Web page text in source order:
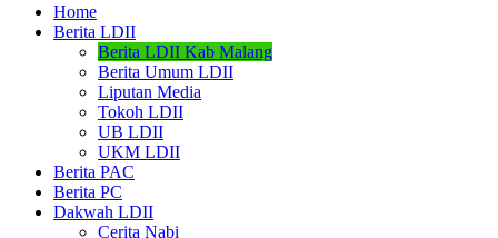
Home
Berita LDII
Berita LDII Kab Malang
Berita Umum LDII
Liputan Media
Tokoh LDII
UB LDII
UKM LDII
Berita PAC
Berita PC
Dakwah LDII
Cerita Nabi